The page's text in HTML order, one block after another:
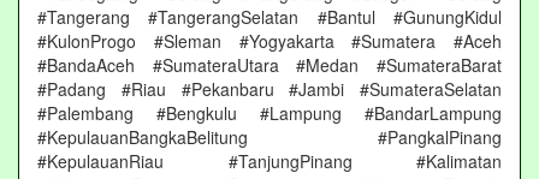
#Tangerang #TangerangSelatan #Bantul #GunungKidul
#KulonProgo #Sleman #Yogyakarta #Sumatera #Aceh
#BandaAceh #SumateraUtara #Medan #SumateraBarat
#Padang #Riau #Pekanbaru #Jambi #SumateraSelatan
#Palembang #Bengkulu #Lampung #BandarLampung
#KepulauanBangkaBelitung #PangkalPinang
#KepulauanRiau #TanjungPinang #Kalimatan